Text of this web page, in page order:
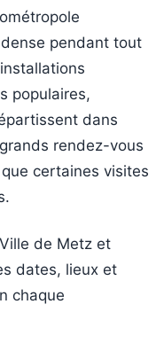
pendant tout
populaires,
dans
rendez-vous
certaines visites
de Metz et
dates, lieux et
chaque